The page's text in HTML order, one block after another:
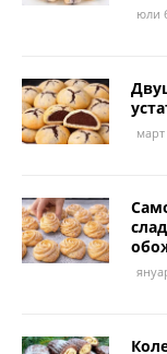
юли
март